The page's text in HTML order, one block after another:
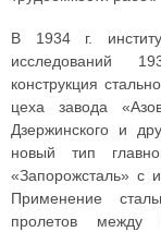
В 1934 г.
исследований
конструкция
цеха завода
Дзержинского и
новый тип
«Запорожсталь» с
Применение
пролетов между